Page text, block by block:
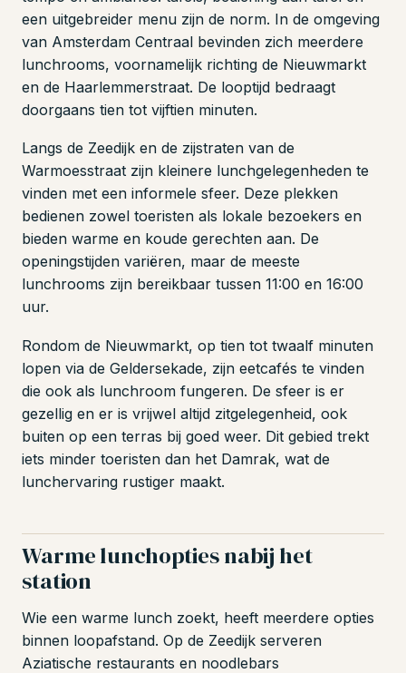
een uitgebreider menu zijn de norm. In de omgeving
van Amsterdam Centraal bevinden zich meerdere
lunchrooms, voornamelijk richting de Nieuwmarkt
en de Haarlemmerstraat. De looptijd bedraagt
doorgaans tien tot vijftien minuten.
Langs de Zeedijk en de zijstraten van de
Warmoesstraat zijn kleinere lunchgelegenheden te
vinden met een informele sfeer. Deze plekken
bedienen zowel toeristen als lokale bezoekers en
bieden warme en koude gerechten aan. De
openingstijden variëren, maar de meeste
lunchrooms zijn bereikbaar tussen 11:00 en 16:00
uur.
Rondom de Nieuwmarkt, op tien tot twaalf minuten
lopen via de Geldersekade, zijn eetcafés te vinden
die ook als lunchroom fungeren. De sfeer is er
gezellig en er is vrijwel altijd zitgelegenheid, ook
buiten op een terras bij goed weer. Dit gebied trekt
iets minder toeristen dan het Damrak, wat de
lunchervaring rustiger maakt.
Warme lunchopties nabij het
station
Wie een warme lunch zoekt, heeft meerdere opties
binnen loopafstand. Op de Zeedijk serveren
Aziatische restaurants en noodlebars